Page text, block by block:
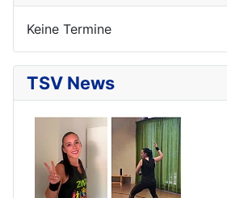
Keine Termine
TSV News